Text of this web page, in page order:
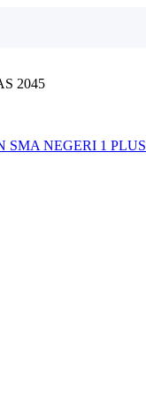
2045
SMA NEGERI 1